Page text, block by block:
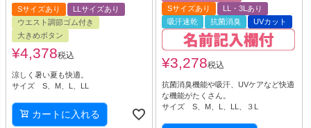
Sサイズあり
LLサイズあり
ウエスト調節ゴム付き
大きめボタン
¥4,378税込
涼しく暑い夏も快適。
サイズ S、M、L、LL
カートに入れる
Sサイズあり
LL・3Lあり
吸汗速乾
抗菌消臭 UVカット
¥3,278税込
抗菌消臭機能や吸汗、UVケアなど快適
な機能がたくさん。
サイズ S、M、L、LL、３L